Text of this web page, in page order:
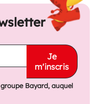
Je
m'inscris
Bayard, auquel